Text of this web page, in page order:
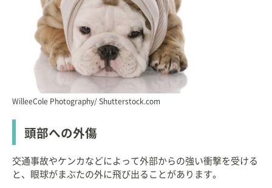
サバトラ猫と、捕獲された地域猫でメスの三毛猫と
同居中。
【著書】
「カラーアトラス よくみる眼科疾患58」interzoo
「眼科学―獣医学教育モデル・コア・カリキュラム
準拠」interzoo
「伴侶動物の眼科診療」緑書房
「犬と猫の眼科診療Ｑ＆Ａ」緑書房
WilleeCole Photography/ Shutterstock.com
頭部への外傷
交通事故やケンカなどによって外部からの強い衝撃を受ける
と、眼球がまぶたの外に飛び出ることがあります。